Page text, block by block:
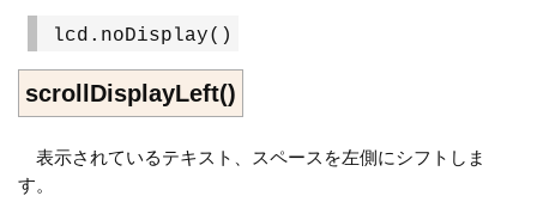
lcd.noDisplay()
scrollDisplayLeft()
表示されているテキスト、スペースを左側にシフトしま
す。